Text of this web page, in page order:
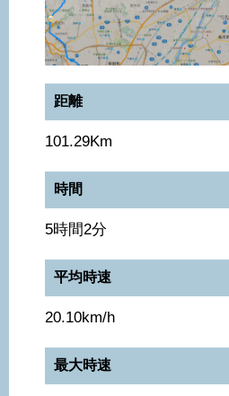
距離
101.29Km
時間
5時間2分
平均時速
20.10km/h
最大時速